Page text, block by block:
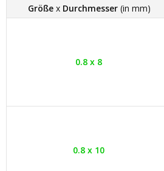
Größex Durchmesser(in mm)
0.8 x 8
0.8 x 10